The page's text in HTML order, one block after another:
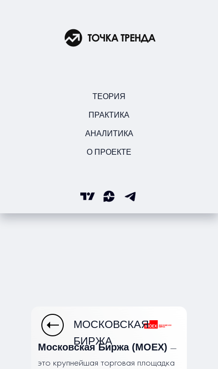
ТЕОРИЯ
ПРАКТИКА
АНАЛИТИКА
О ПРОЕКТЕ
Московская Биржа (MOEX) —
это крупнейшая торговая площадка
МОСКОВСКАЯ
БИРЖА